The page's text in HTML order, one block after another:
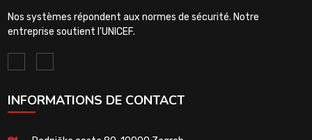
Nos systèmes répondent aux normes de sécurité. Notre
entreprise soutient l'UNICEF.
INFORMATIONS DE CONTACT